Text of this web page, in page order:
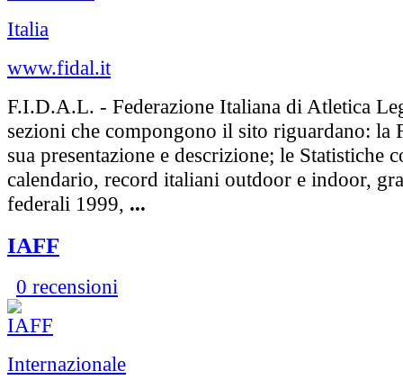
Italia
www.fidal.it
F.I.D.A.L. - Federazione Italiana di Atletica
sezioni che compongono il sito riguardano: la
sua presentazione e descrizione; le Statistiche
calendario, record italiani outdoor e indoor,
federali 1999, ...
IAFF
0 recensioni
Internazionale